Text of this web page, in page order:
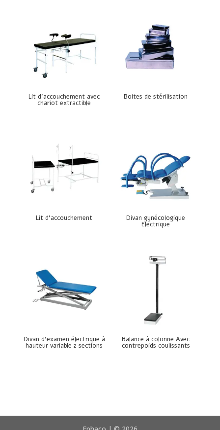
Lit d’accouchement avec
chariot extractible
Boites de stérilisation
Lit d’accouchement Divan gynécologique
Electrique
Divan d’examen électrique à
hauteur variable 2 sections
Balance à colonne Avec
contrepoids coulissants